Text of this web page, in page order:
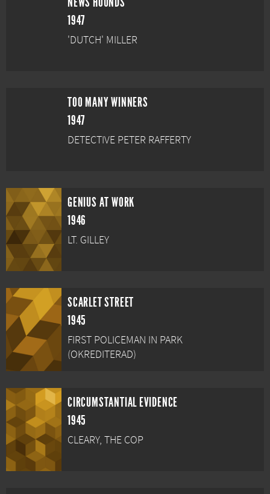
1947
'DUTCH' MILLER
TOO MANY WINNERS
1947
DETECTIVE PETER RAFFERTY
GENIUS AT WORK
1946
LT. GILLEY
SCARLET STREET
1945
FIRST POLICEMAN IN PARK
(OKREDITERAD)
CIRCUMSTANTIAL EVIDENCE
1945
CLEARY, THE COP